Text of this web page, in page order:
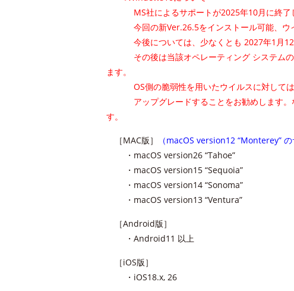
MS社によるサポートが2025年10月に終了
今回の新Ver.26.5をインストール可能、
今後については、少なくとも 2027年1月
その後は当該オペレーティング システム
ます。
OS側の脆弱性を用いたウイルスに対して
アップグレードすることをお勧めします
す。
［MAC版］
（macOS version12 “Monterey” の
・macOS version26 “Tahoe”
・macOS version15 “Sequoia”
・macOS version14 “Sonoma”
・macOS version13 “Ventura”
［Android版］
・Android11 以上
［iOS版］
・iOS18.x, 26